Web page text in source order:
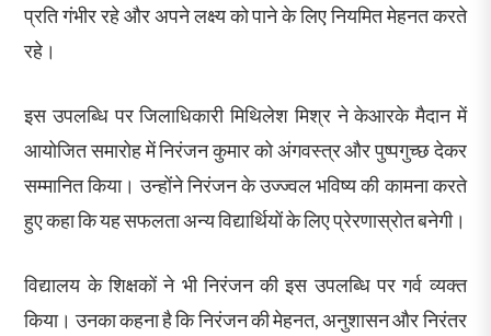
प्रति गंभीर रहे और अपने लक्ष्य को पाने के लिए नियमित मेहनत करते
रहे।
इस उपलब्धि पर जिलाधिकारी मिथिलेश मिश्र ने केआरके मैदान में
आयोजित समारोह में निरंजन कुमार को अंगवस्त्र और पुष्पगुच्छ देकर
सम्मानित किया। उन्होंने निरंजन के उज्ज्वल भविष्य की कामना करते
हुए कहा कि यह सफलता अन्य विद्यार्थियों के लिए प्रेरणास्रोत बनेगी।
विद्यालय के शिक्षकों ने भी निरंजन की इस उपलब्धि पर गर्व व्यक्त
किया। उनका कहना है कि निरंजन की मेहनत, अनुशासन और निरंतर